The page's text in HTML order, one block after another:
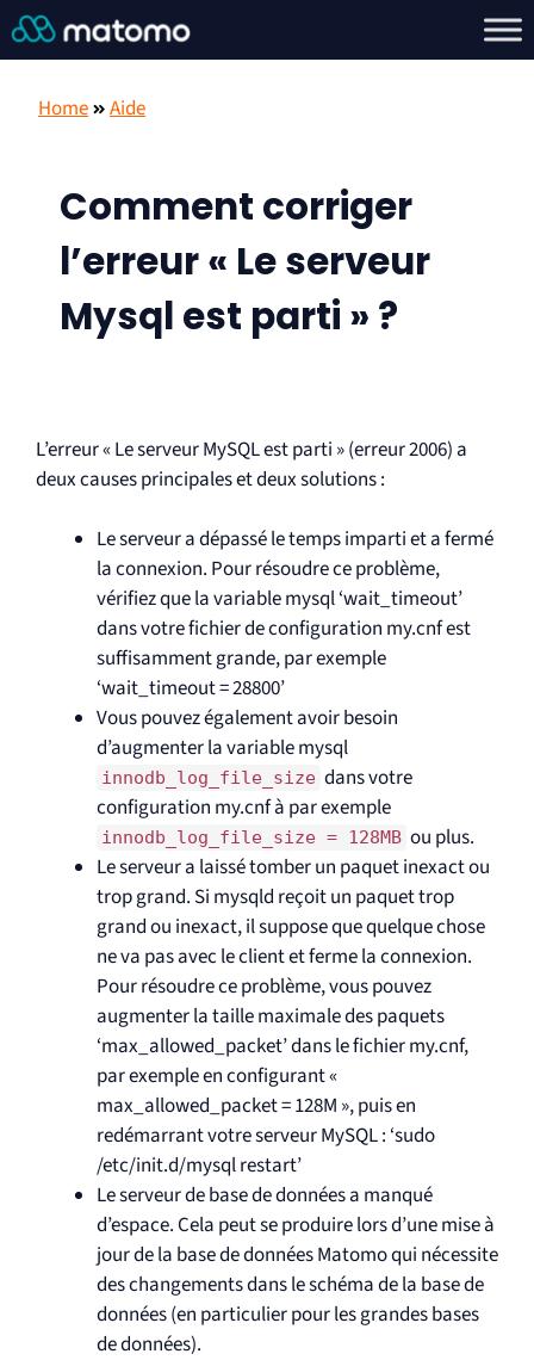
Home Aide
Comment corriger
l’erreur « Le serveur
Mysql est parti » ?
L’erreur « Le serveur MySQL est parti » (erreur 2006) a
deux causes principales et deux solutions :
Le serveur a dépassé le temps imparti et a fermé
la connexion. Pour résoudre ce problème,
vérifiez que la variable mysql ‘wait_timeout’
dans votre fichier de configuration my.cnf est
suffisamment grande, par exemple
‘wait_timeout = 28800’
Vous pouvez également avoir besoin
d’augmenter la variable mysql
innodb_log_file_size dans votre
configuration my.cnf à par exemple
innodb_log_file_size = 128MB ou plus.
Le serveur a laissé tomber un paquet inexact ou
trop grand. Si mysqld reçoit un paquet trop
grand ou inexact, il suppose que quelque chose
ne va pas avec le client et ferme la connexion.
Pour résoudre ce problème, vous pouvez
augmenter la taille maximale des paquets
‘max_allowed_packet’ dans le fichier my.cnf,
par exemple en configurant «
max_allowed_packet = 128M », puis en
redémarrant votre serveur MySQL : ‘sudo
/etc/init.d/mysql restart’
Le serveur de base de données a manqué
d’espace. Cela peut se produire lors d’une mise à
jour de la base de données Matomo qui nécessite
des changements dans le schéma de la base de
données (en particulier pour les grandes bases
de données).